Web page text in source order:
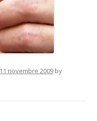
11 novembre 2009 by